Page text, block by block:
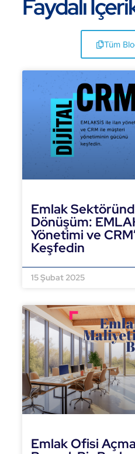
Faydalı
Tüm
Emlak
Dönüşüm:
Yönetimi ve
Keşfedin
15 Şubat 2025
Emlak Ofisi